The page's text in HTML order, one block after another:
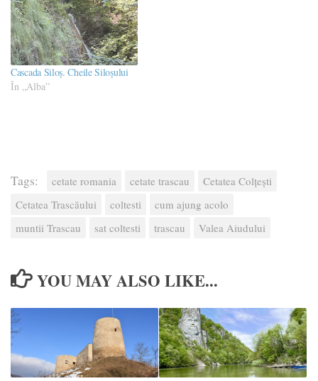
Cascada Siloș. Cheile Siloșului
În „Alba”
Tags: cetate romania cetate trascau
Cetatea Colţeşti
Cetatea Trascăului
coltesti
cum ajung acolo
muntii Trascau
sat coltesti trascau Valea Aiudului
YOU MAY ALSO LIKE...